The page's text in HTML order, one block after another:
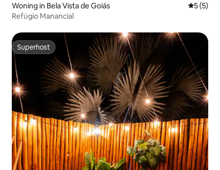
Woning in Bela Vista de Goiás
5 (5)
Refúgio Manancial
Superhost
Superhost